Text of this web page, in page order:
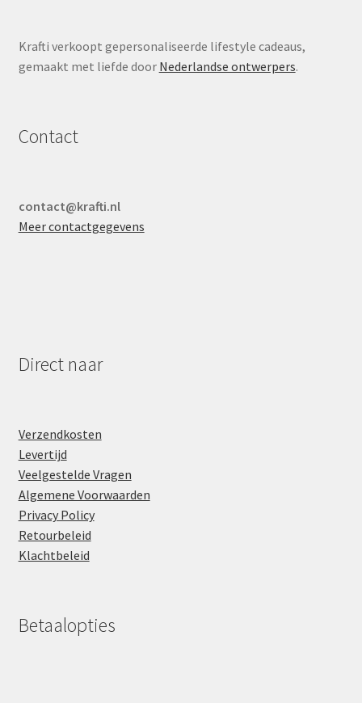
Krafti verkoopt gepersonaliseerde lifestyle cadeaus,
gemaakt met liefde door Nederlandse ontwerpers.
Contact
contact@krafti.nl
Meer contactgegevens
Direct naar
Verzendkosten
Levertijd
Veelgestelde Vragen
Algemene Voorwaarden
Privacy Policy
Retourbeleid
Klachtbeleid
Betaalopties